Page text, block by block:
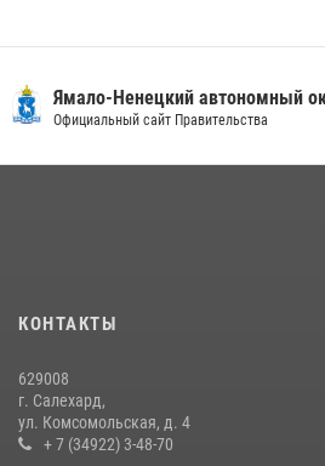
Ямало-Ненецкий автономный
Официальный сайт Правительства
КОНТАКТЫ
629008
г. Салехард,
ул. Комсомольская, д. 4
+ 7 (34922) 3-48-70